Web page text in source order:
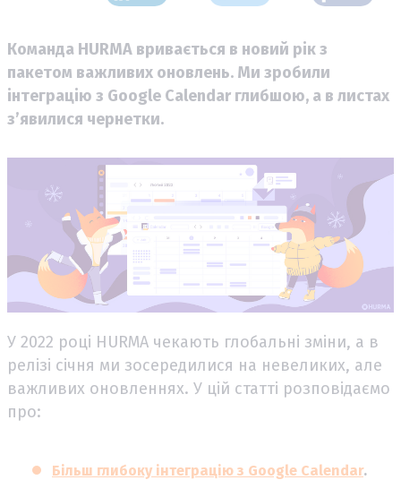
Команда HURMA вривається в новий рік з
пакетом важливих оновлень. Ми зробили
інтеграцію з Google Calendar глибшою, а в листах
з’явилися чернетки.
У 2022 році HURMA чекають глобальні зміни, а в
релізі січня ми зосередилися на невеликих, але
важливих оновленнях. У цій статті розповідаємо
про:
Більш глибоку інтеграцію з Google Calendar.